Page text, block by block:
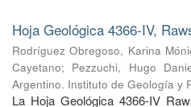
Hoja Geológica 4366-IV,
Rodríguez Obregoso, Karina
Cayetano; Pezzuchi, Hugo
Argentino. Instituto de Geología y
La Hoja Geológica 4366-IV